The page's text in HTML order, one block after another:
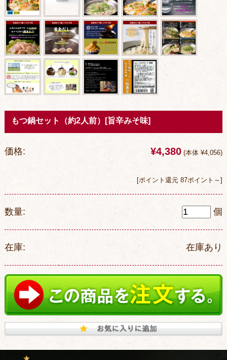
もつ鍋セット（約2人前）[旨辛みそ味]
価格: ¥4,380 (本体 ¥4,056)
[ポイント還元 87ポイント～]
数量: 個
在庫: 在庫あり